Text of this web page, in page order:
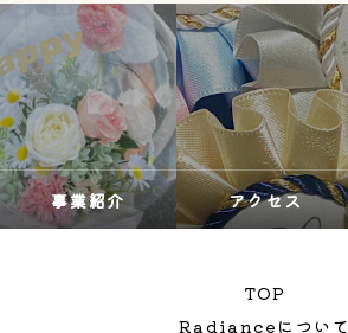
事業紹介 アクセス
TOP
Radianceについて